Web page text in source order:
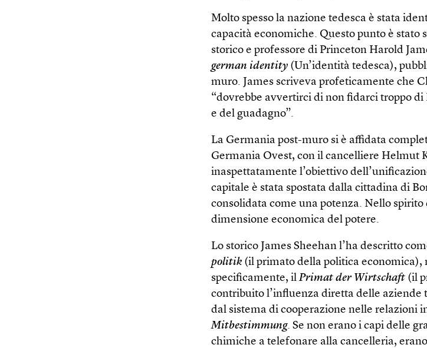
Molto spesso la nazione tedesca è stata
capacità economiche. Questo punto è stato
storico e professore di Princeton Harold
german identity(Un’identità tedesca),
muro. James scriveva profeticamente che
“dovrebbe avvertirci di non fidarci troppo
e del guadagno”.
La Germania post-muro si è affidata
Germania Ovest, con il cancelliere Helmut
inaspettatamente l’obiettivo
capitale è stata spostata dalla cittadina di
consolidata come una potenza. Nello
dimensione economica del potere.
Lo storico James Sheehan l’ha descritto
politik(il primato della politica economica),
specificamente, il Primat der Wirtschaft(il
contribuito l’influenza diretta delle aziende
dal sistema di cooperazione nelle relazioni
Mitbestimmung. Se non erano i capi delle
chimiche a telefonare alla cancelleria,